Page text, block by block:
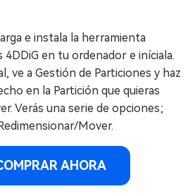
e instala la herramienta
en tu ordenador e iníciala.
ve a Gestión de Particiones y haz
en la Partición que quieras
Verás una serie de opciones;
Mover.
AHORA